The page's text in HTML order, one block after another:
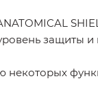
защиты